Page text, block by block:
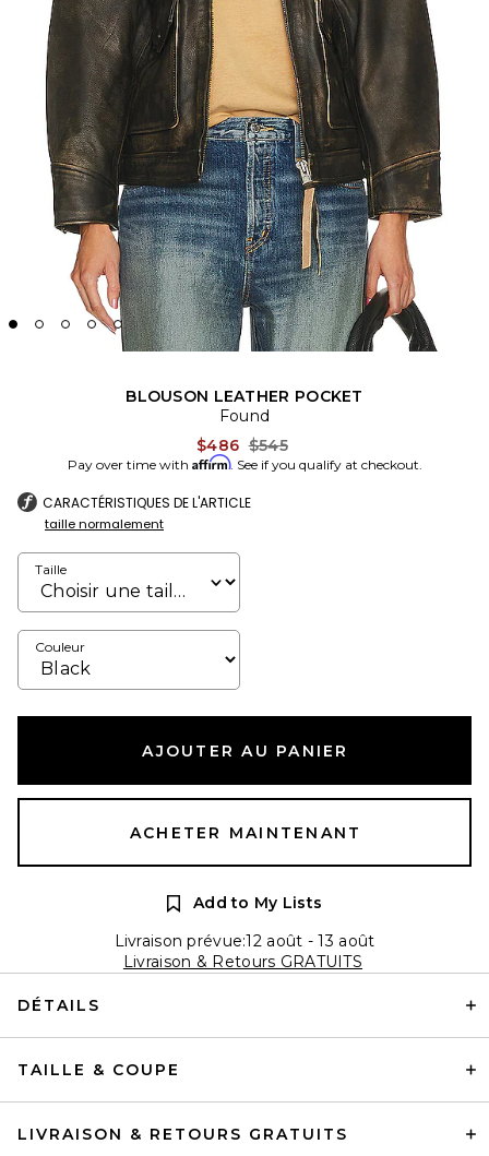
BLOUSON LEATHER POCKET
Found
$486 Previous price:
$545
Pay over time with Affirm. See if you qualify at checkout.
CARACTÉRISTIQUES DE L'ARTICLE
taille normalement
Taille
Couleur
AJOUTER AU PANIER
ACHETER MAINTENANT
Add to My Lists
Livraison prévue:12 août - 13 août
Livraison & Retours GRATUITS
DÉTAILS
TAILLE & COUPE
LIVRAISON & RETOURS GRATUITS